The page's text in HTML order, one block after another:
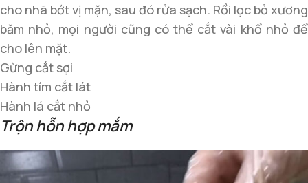
cho nhã bớt vị mặn, sau đó rửa sạch. Rồi lọc bỏ xương
băm nhỏ, mọi người cũng có thể cắt vài khổ nhỏ để
cho lên mặt.
Gừng cắt sợi
Hành tím cắt lát
Hành lá cắt nhỏ
Trộn hỗn hợp mắm